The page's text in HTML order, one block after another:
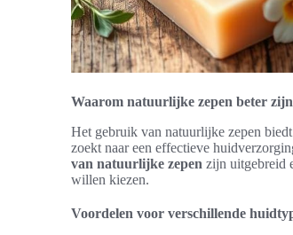
Waarom natuurlijke zepen beter
Het gebruik van natuurlijke zepen
zoekt naar een effectieve
van natuurlijke zepen zijn uitgebreid
willen kiezen.
Voordelen voor verschillende